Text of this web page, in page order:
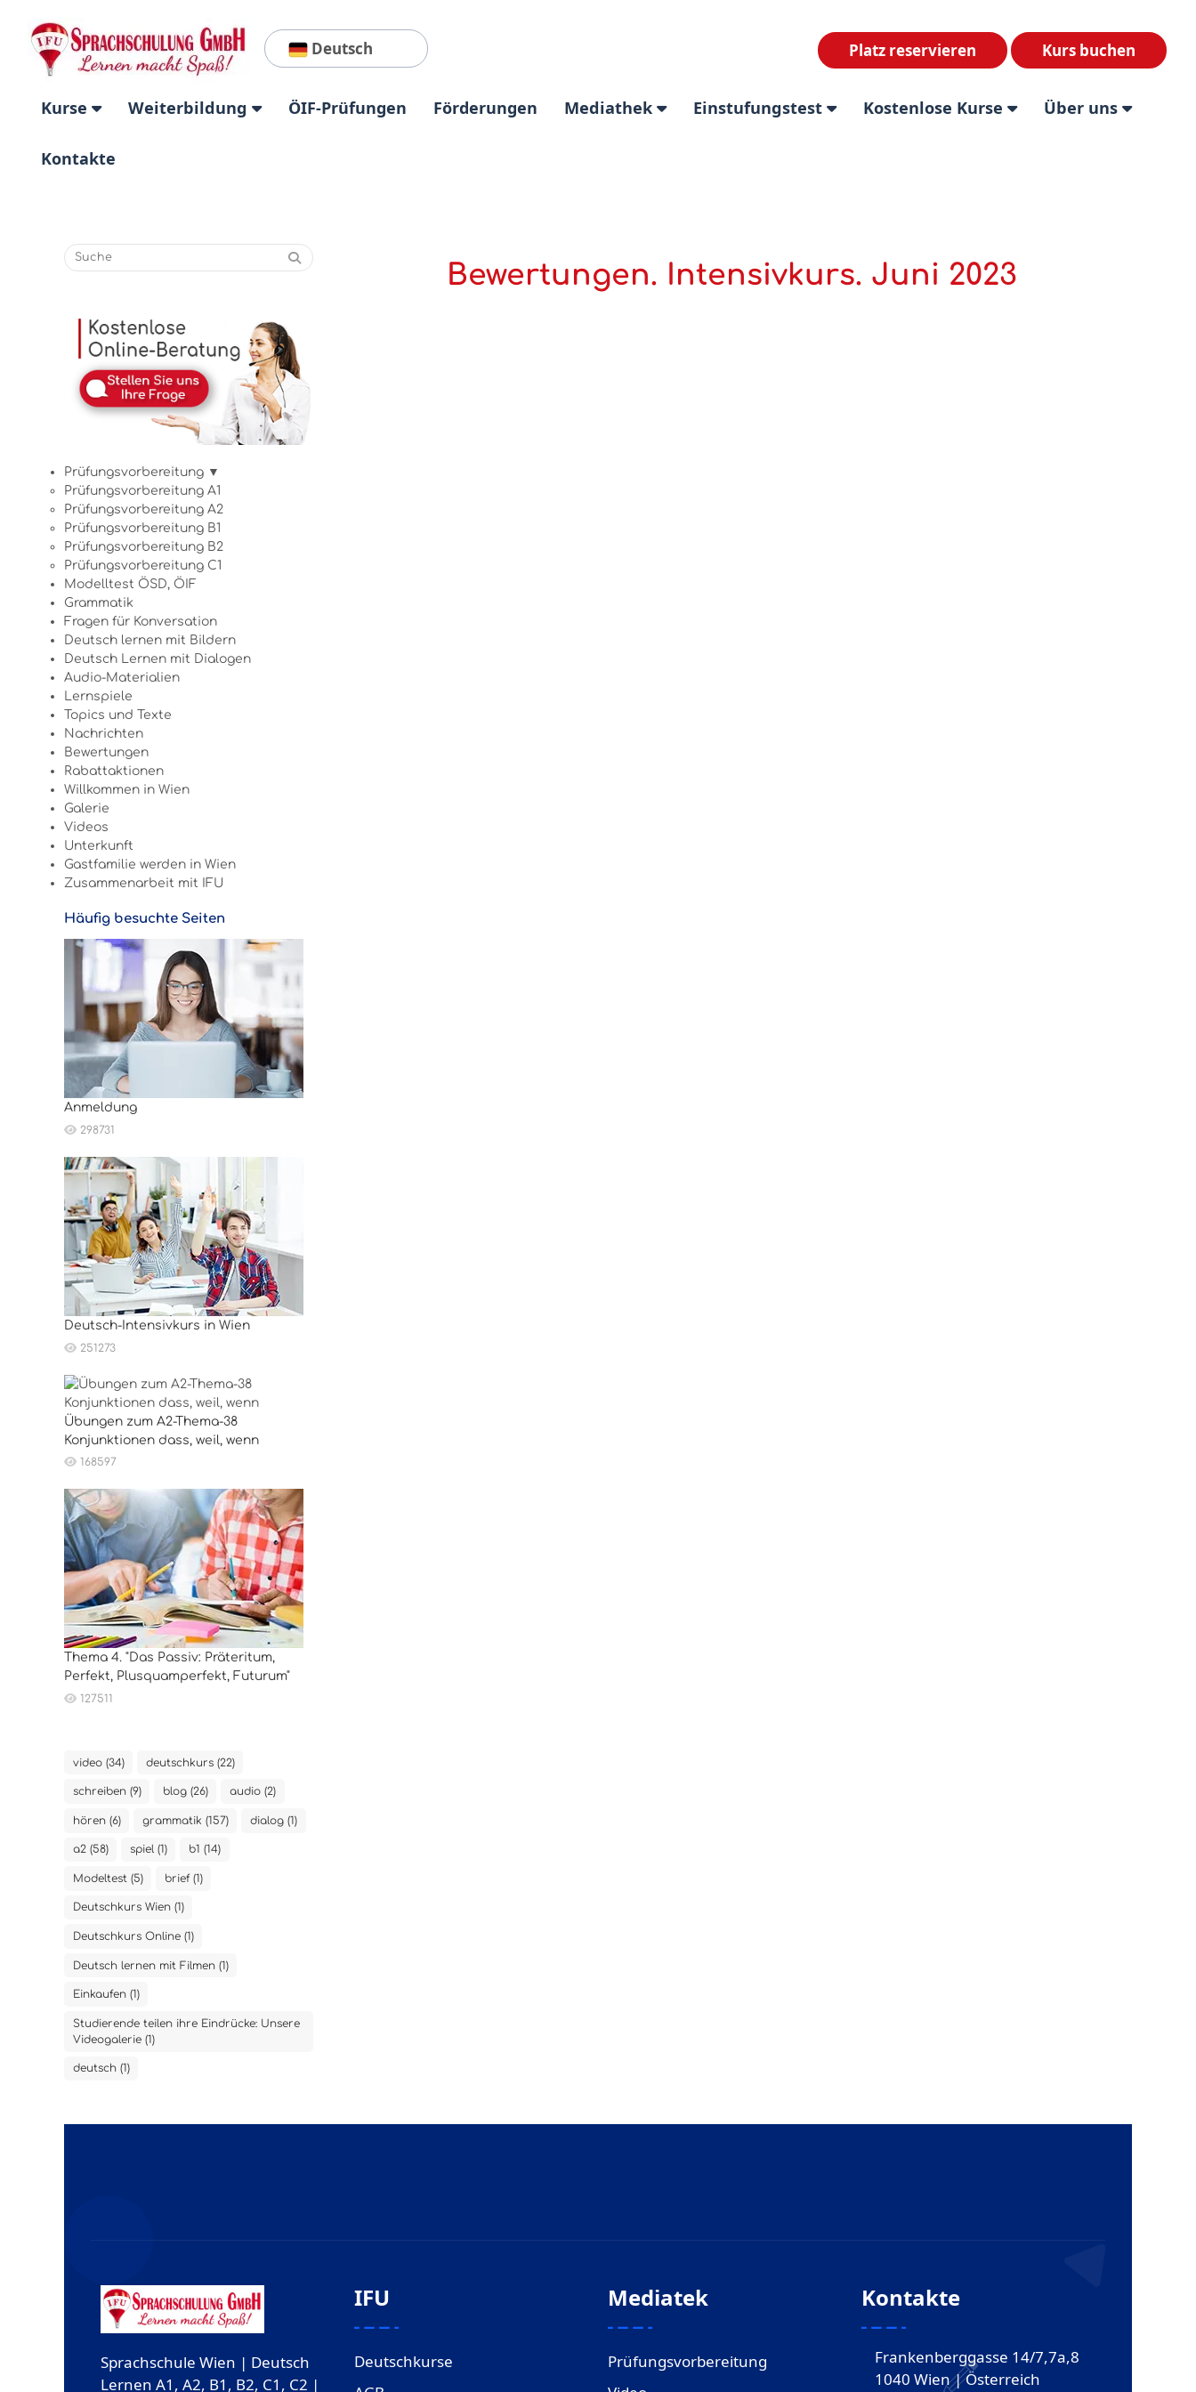
Deutsch Kurs buchen
Platz reservieren
Kurse Weiterbildung ÖIF-Prüfungen Förderungen Mediathek Einstufungstest Kostenlose Kurse Über uns
Kontakte
Prüfungsvorbereitung ▼
Prüfungsvorbereitung A1
Prüfungsvorbereitung A2
Prüfungsvorbereitung B1
Prüfungsvorbereitung B2
Prüfungsvorbereitung C1
Modelltest ÖSD, ÖIF
Grammatik
Fragen für Konversation
Deutsch lernen mit Bildern
Deutsch Lernen mit Dialogen
Audio-Materialien
Lernspiele
Topics und Texte
Nachrichten
Bewertungen
Rabattaktionen
Willkommen in Wien
Galerie
Videos
Unterkunft
Gastfamilie werden in Wien
Zusammenarbeit mit IFU
Häufig besuchte Seiten
Anmeldung
298731
Deutsch-Intensivkurs in Wien
251273
Übungen zum A2-Thema-38
Konjunktionen dass, weil, wenn
168597
Thema 4. "Das Passiv: Präteritum,
Perfekt, Plusquamperfekt, Futurum"
127511
video (34) deutschkurs (22)
schreiben (9) blog (26) audio (2)
hören (6) grammatik (157) dialog (1)
a2 (58) spiel (1) b1 (14)
Modeltest (5) brief (1)
Deutschkurs Wien (1)
Deutschkurs Online (1)
Deutsch lernen mit Filmen (1)
Einkaufen (1)
Studierende teilen ihre Eindrücke: Unsere
Videogalerie (1)
deutsch (1)
Bewertungen. Intensivkurs. Juni 2023
Sprachschule Wien | Deutsch
Lernen A1, A2, B1, B2, C1, C2 |
IFU
Deutschkurse
Mediatek
Prüfungsvorbereitung
Kontakte
Frankenberggasse 14/7,7a,8
1040 Wien | Österreich